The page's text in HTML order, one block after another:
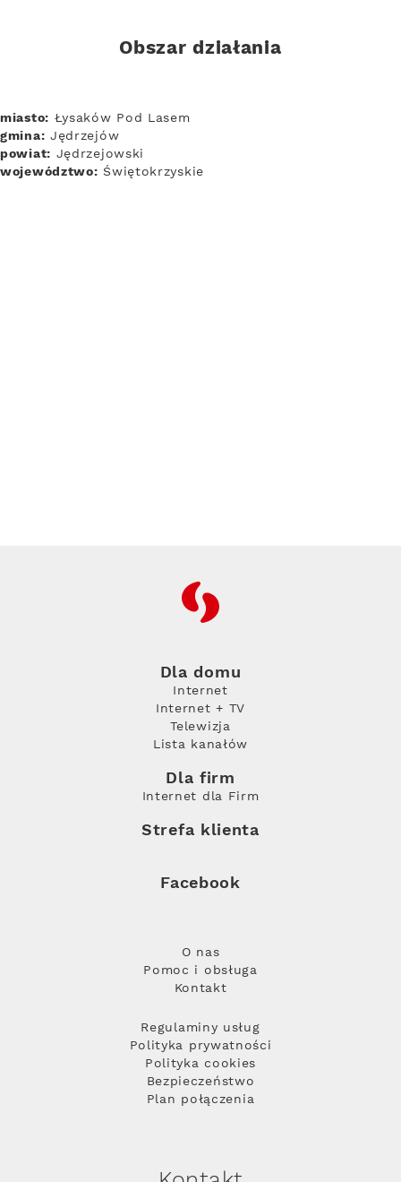
Obszar działania
miasto: Łysaków Pod Lasem
gmina: Jędrzejów
powiat: Jędrzejowski
województwo: Świętokrzyskie
RFC
Dla domu
Internet
Internet + TV
Telewizja
Lista kanałów
Dla firm
Internet dla Firm
Strefa klienta
Facebook
O nas
Pomoc i obsługa
Kontakt
Regulaminy usług
Polityka prywatności
Polityka cookies
Bezpieczeństwo
Plan połączenia